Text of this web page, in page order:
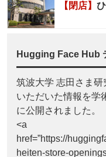
【閉店】
Hugging Face Hub
筑波大学 志田さま
いただいた情報を学
に公開されました。
<a
href=”https://
heiten-store-